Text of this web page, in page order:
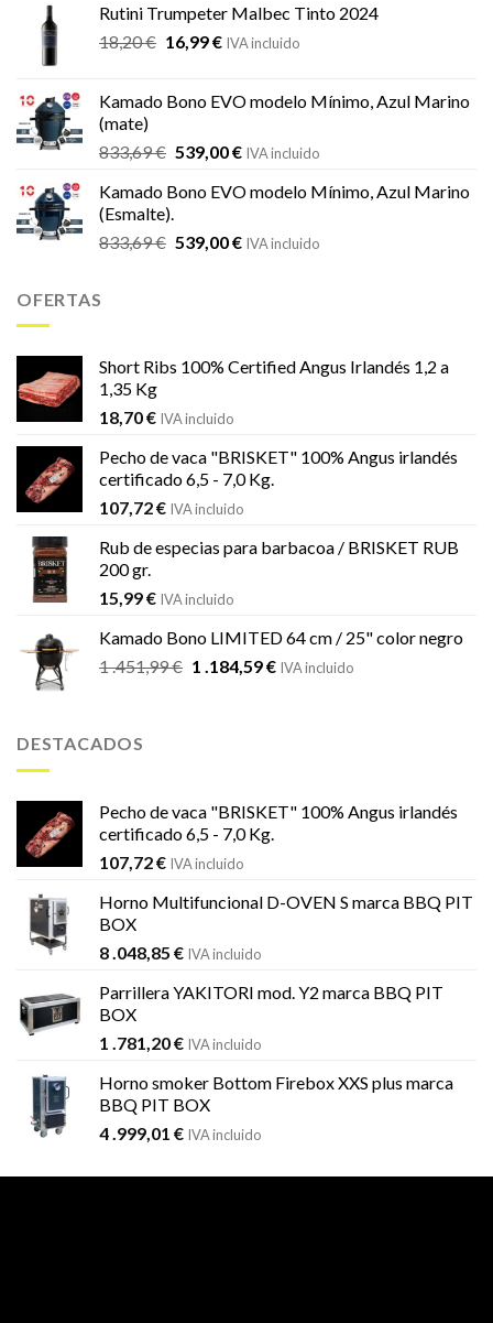
era:
21,66 €.
es:
19,19 €.
Rutini Trumpeter Malbec Tinto 2024
18,20€ El
era:
16,99€El
es:
IVA incluido
Kamado Bono EVO modelo Mínimo, Azul Marino
(mate)
833,69€ El
original
era:
833,69 €.
539,00€El
actual
539,00 €.
IVA incluido
Kamado Bono EVO modelo Mínimo, Azul Marino
(Esmalte).
833,69€ El
539,00€ElIVA incluido
OFERTAS
Short Ribs 100% Certified Angus Irlandés 1,2 a
1,35 Kg
18,70€ IVA incluido
Pecho de vaca "BRISKET" 100% Angus irlandés
certificado 6,5 - 7,0 Kg.
107,72€ IVA incluido
Rub de especias para barbacoa / BRISKET RUB
200 gr.
15,99€ IVA incluido
Kamado Bono LIMITED 64 cm / 25" color negro
1 .451,99€ El
1 .184,59€ElIVA incluido
DESTACADOS
Pecho de vaca "BRISKET" 100% Angus irlandés
certificado 6,5 - 7,0 Kg.
107,72€ IVA incluido
Horno Multifuncional D-OVEN S marca BBQ PIT
BOX
8 .048,85 € IVA incluido
Parrillera YAKITORI mod. Y2 marca BBQ PIT
BOX
1 .781,20€ IVA incluido
Horno smoker Bottom Firebox XXS plus marca
BBQ PIT BOX
4 .999,01 € IVA incluido